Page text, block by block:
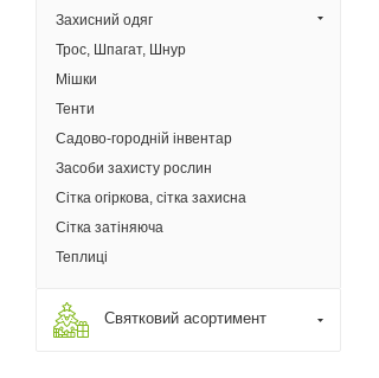
Захисний одяг
Трос, Шпагат, Шнур
Мішки
Тенти
Садово-городній інвентар
Засоби захисту рослин
Сітка огіркова, сітка захисна
Сітка затіняюча
Теплиці
Святковий асортимент